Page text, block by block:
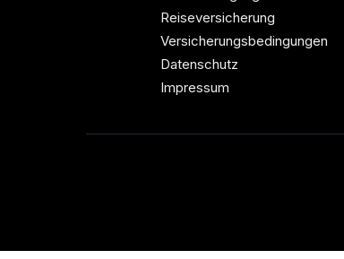
Reiseversicherung
Versicherungsbedingungen
Datenschutz
Impressum